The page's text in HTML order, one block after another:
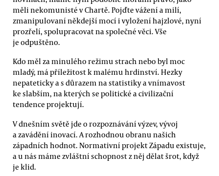
měli nekomunisté v Chartě. Pojďte vážení a milí,
zmanipulovaní někdejší mocí i vyložení hajzlové, nyní
prozřelí, spolupracovat na společné věci. Vše
je odpuštěno.
Kdo měl za minulého režimu strach nebo byl moc
mladý, má příležitost k malému hrdinství. Hezky
nepateticky a s důrazem na statistiky a vnímavost
ke slabším, na kterých se politické a civilizační
tendence projektují.
V dnešním světě jde o rozpoznávání výzev, vývoj
a zavádění inovací. A rozhodnou obranu našich
západních hodnot. Normativní projekt Západu existuje,
a u nás máme zvláštní schopnost z něj dělat šrot, když
je klid.